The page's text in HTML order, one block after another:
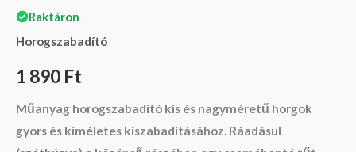
Raktáron
Horogszabadító
1 890 Ft
Műanyag horogszabadító kis és nagyméretű horgok
gyors és kíméletes kiszabadításához. Ráadásul